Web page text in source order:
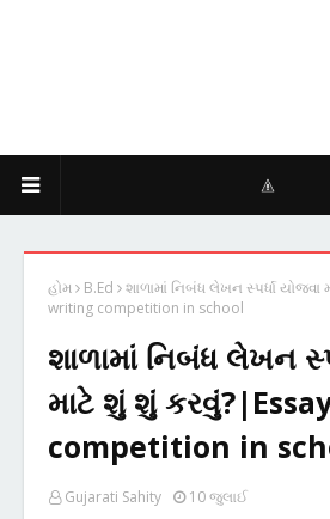
હોમ B.Ed
શાળામાં નિબંધ લેખન સ્પર્ધા
writing competition in school
શાળામાં નિબંધ લેખન
માટે શું શું
competition in
Gujarati Sahity 10 જુલાઈ